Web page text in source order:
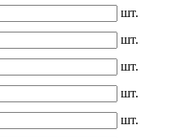
шт.
шт.
шт.
шт.
шт.